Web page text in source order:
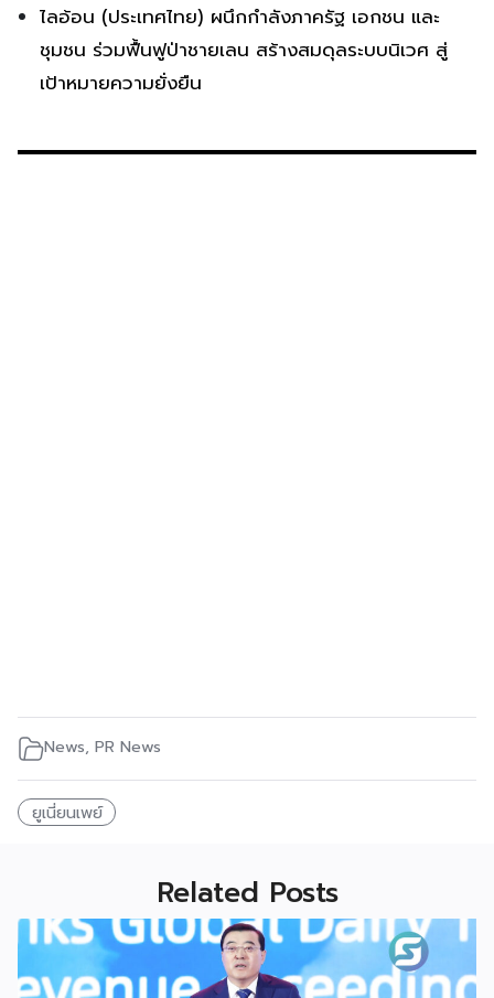
ไลอ้อน (ประเทศไทย) ผนึกกำลังภาครัฐ เอกชน และ
ชุมชน ร่วมฟื้นฟูป่าชายเลน สร้างสมดุลระบบนิเวศ สู่
เป้าหมายความยั่งยืน
News, PR News
ยูเนี่ยนเพย์
Related Posts